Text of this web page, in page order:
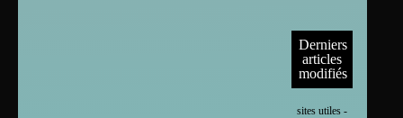
Derniers
articles
modifiés
sites utiles -